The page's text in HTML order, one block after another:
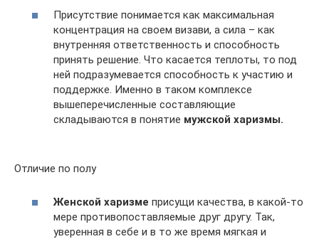
Присутствие понимается как максимальная
концентрация на своем визави, а сила – как
внутренняя ответственность и способность
принять решение. Что касается теплоты, то под
ней подразумевается способность к участию и
поддержке. Именно в таком комплексе
вышеперечисленные составляющие
складываются в понятие мужской харизмы.
Отличие по полу
Женской харизме присущи качества, в какой-то
мере противопоставляемые друг другу. Так,
уверенная в себе и в то же время мягкая и